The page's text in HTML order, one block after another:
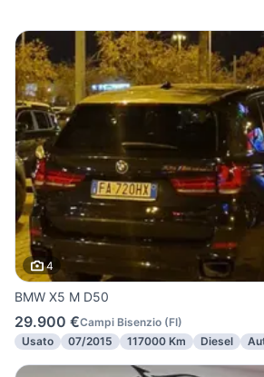
4
BMW X5 M D50
29.900 €Campi Bisenzio (FI)
Usato
07/2015 117000 Km Diesel